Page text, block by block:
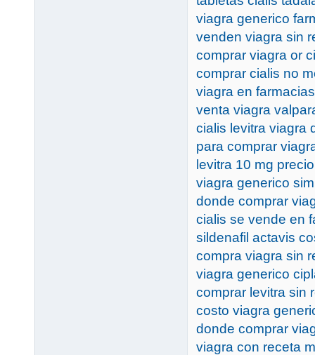
viagra generico
venden viagra sin
comprar viagra or
comprar cialis no
viagra en
venta viagra
cialis levitra viagra
para comprar
levitra 10 mg
viagra generico
donde comprar
cialis se vende en
sildenafil actavis
compra viagra sin
viagra generico
comprar levitra sin
costo viagra
donde comprar
viagra con receta